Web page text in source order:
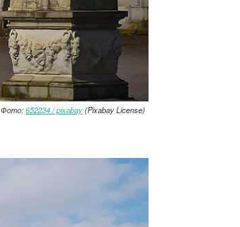
Фото:652234 / pixabay(Pixabay License)